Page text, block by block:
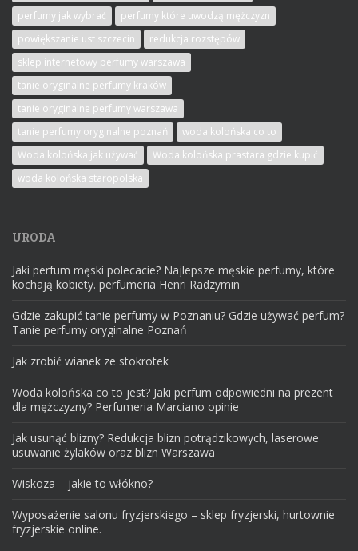
perfumy jak wybrać
perfumy które uwodzą mężczyzn
powiększanie ust szczecin
redukcja rozstępów
sklep internetowy perfumy warszawa
tanie oryginalne perfumy kraków
tanie oryginalne perfumy warszawa
tanie perfumy oryginalne poznań
woda kolońska co to
Woda kolońska jak używać
Woda kolońska prastara gdzie kupić
woda kolońska staropolska
URODA
Jaki perfum męski polecacie? Najlepsze męskie perfumy, które
kochają kobiety. perfumeria Henri Radzymin
Gdzie zakupić tanie perfumy w Poznaniu? Gdzie używać perfum?
Tanie perfumy oryginalne Poznań
Jak zrobić wianek ze stokrotek
Woda kolońska co to jest? Jaki perfum odpowiedni na prezent
dla mężczyzny? Perfumeria Marciano opinie
Jak usunąć blizny? Redukcja blizn potrądzikowych, laserowe
usuwanie żylaków oraz blizn Warszawa
Wiskoza – jakie to włókno?
Wyposażenie salonu fryzjerskiego – sklep fryzjerski, hurtownie
fryzjerskie online.